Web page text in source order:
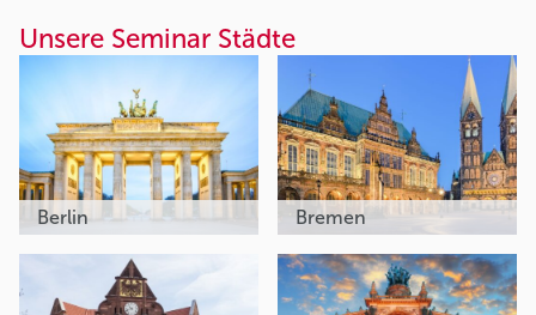
Unsere Seminar Städte
Berlin Bremen